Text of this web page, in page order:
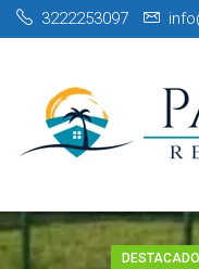
3222253097